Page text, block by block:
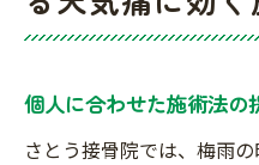
個人に合わせた施術法の
さとう接骨院では、梅雨